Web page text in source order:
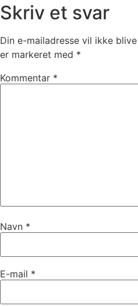
Skriv et svar
Din e-mailadresse vil ikke
er markeret med *
Kommentar *
Navn *
E-mail *